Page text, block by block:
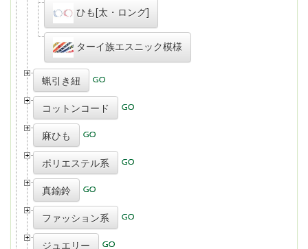
ひも[太・ロング]
ターイ族エスニック模様
蝋引き紐
コットンコード
麻ひも
ポリエステル系
真鍮鈴
ファッション系
ジュエリー